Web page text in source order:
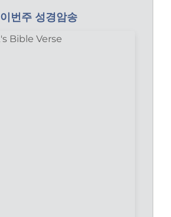
이번주 성경암송